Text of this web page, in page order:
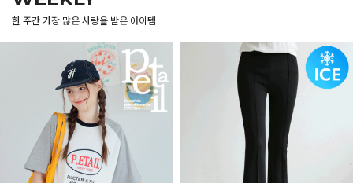
한 주간 가장 많은 사랑을 받은 아이템